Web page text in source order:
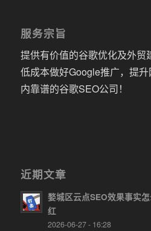
服务宗旨
提供有价值的谷歌优化及外贸
低成本做好Google推广，提
内靠谱的谷歌SEO公司！
近期文章
婺城区云点SEO效果事实
红
2026-06-27 - 16:28